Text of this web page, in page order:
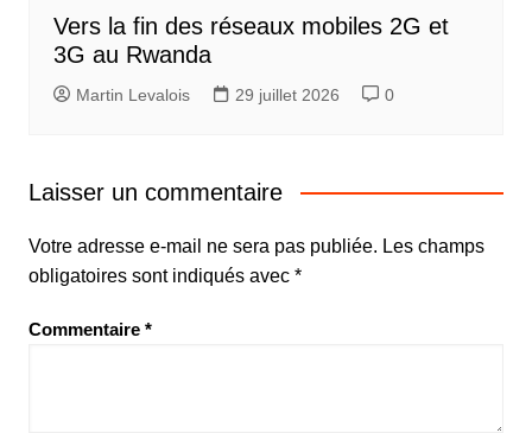
Vers la fin des réseaux mobiles 2G et
3G au Rwanda
Martin Levalois 29 juillet 2026 0
Laisser un commentaire
Votre adresse e-mail ne sera pas publiée. Les champs
obligatoires sont indiqués avec *
Commentaire *